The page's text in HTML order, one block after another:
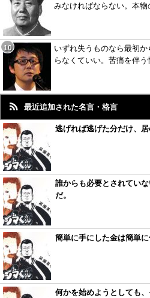
みなければならない。本物
いずれ失うものなら最初
らなくていい。苦痛を伴う
最近追加された名言・格言
逃げれば逃げた分だけ、
誰からも必要とされてい
だ。
簡単に手にした金は簡単に
何かを始めようとしても